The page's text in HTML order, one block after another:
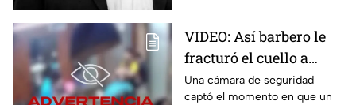
VIDEO: Así barbero le
fracturó el cuello a
cliente durante ´masaje´
Una cámara de seguridad
captó el momento en que un